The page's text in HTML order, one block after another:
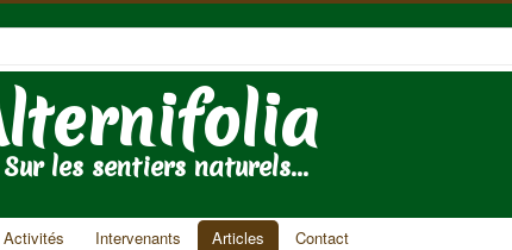
Sur les sentiers naturels...
Activités Intervenants Articles Contact